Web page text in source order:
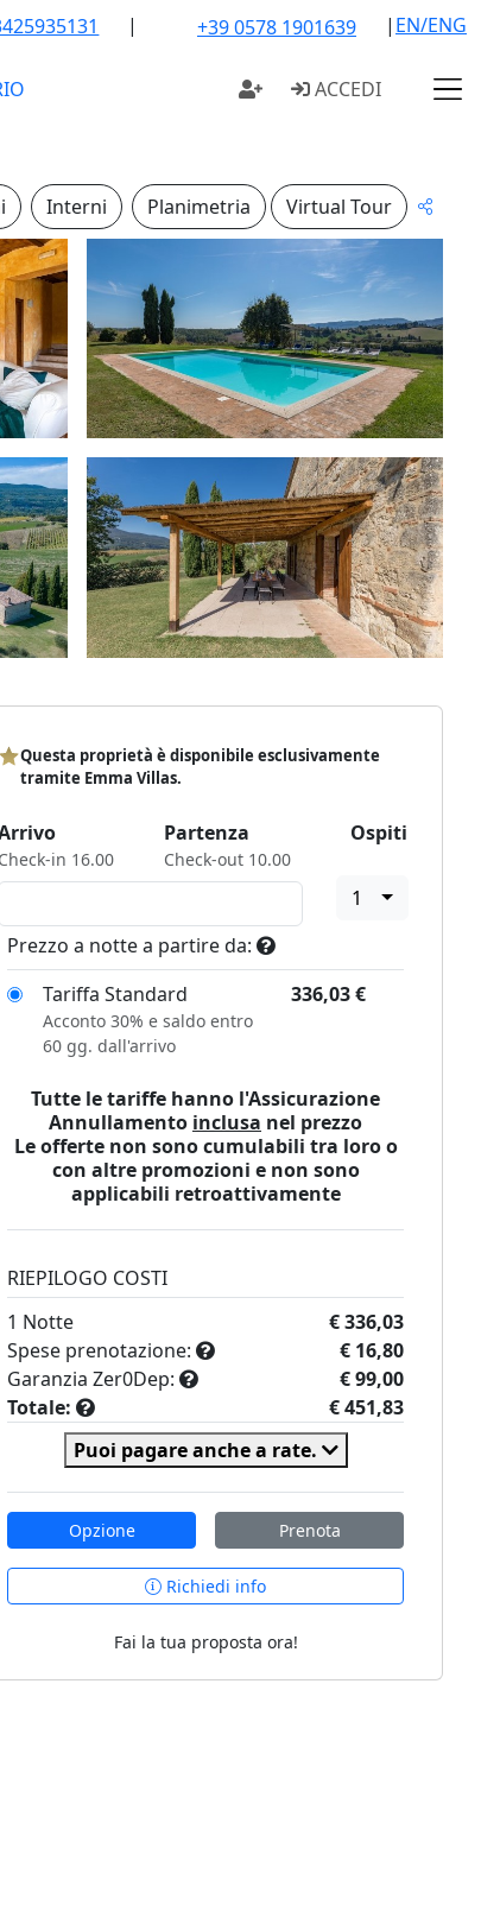
| +39 0578 1901639 | EN/ENG
ACCEDI
Interni Planimetria Virtual Tour
Questa proprietà è disponibile esclusivamente
tramite Emma Villas.
Check-in 16.00
Partenza
Check-out 10.00
Ospiti
1
Prezzo a notte a partire da:
Tariffa Standard
336,03€
Acconto 30% e saldo entro
60 gg. dall'arrivo
Tutte le tariffe hanno l'Assicurazione
Annullamento inclusa nel prezzo
Le offerte non sono cumulabili tra loro o
con altre promozioni e non sono
applicabili retroattivamente
RIEPILOGO COSTI
1 Notte
€ 336,03
Spese prenotazione:
€ 16,80
Garanzia Zer0Dep:
€ 99,00
Totale:
€ 451,83
Puoi pagare anche a rate.
Opzione Prenota
Richiedi info
Fai la tua proposta ora!